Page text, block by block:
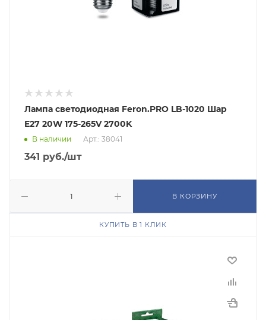
Лампа светодиодная Feron.PRO LB-1020 Шар
E27 20W 175-265V 2700K
В наличии Арт.: 38041
341 руб./шт
В КОРЗИНУ
КУПИТЬ В 1 КЛИК